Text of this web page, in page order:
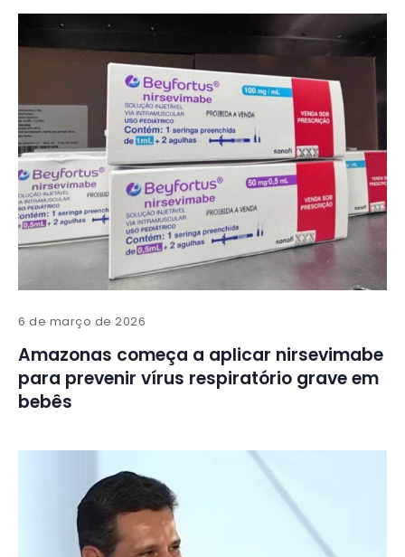
6 de março de 2026
Amazonas começa a aplicar nirsevimabe
para prevenir vírus respiratório grave em
bebês